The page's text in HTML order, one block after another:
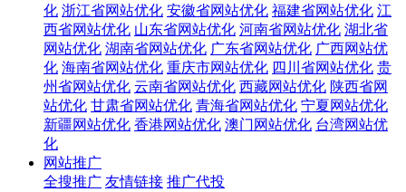
化 浙江省网站优化 安徽省网站优化 福建省网站优化 江
西省网站优化 山东省网站优化 河南省网站优化 湖北省
网站优化 湖南省网站优化 广东省网站优化 广西网站优
化 海南省网站优化 重庆市网站优化 四川省网站优化 贵
州省网站优化 云南省网站优化 西藏网站优化 陕西省网
站优化 甘肃省网站优化 青海省网站优化 宁夏网站优化
新疆网站优化 香港网站优化 澳门网站优化 台湾网站优
化
网站推广
全搜推广 友情链接 推广代投